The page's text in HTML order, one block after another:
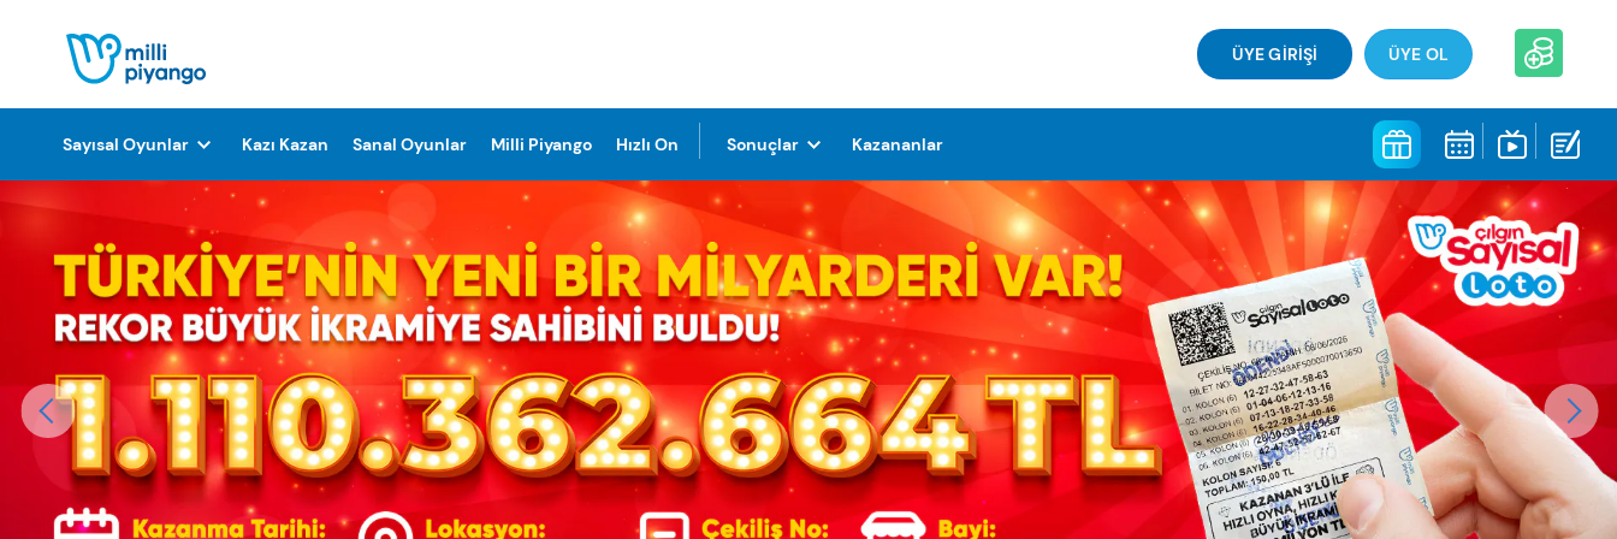
ÜYE GİRİŞİ ÜYE OL
Sayısal Oyunlar Kazı Kazan Sanal Oyunlar Milli Piyango Hızlı On Sonuçlar Kazananlar